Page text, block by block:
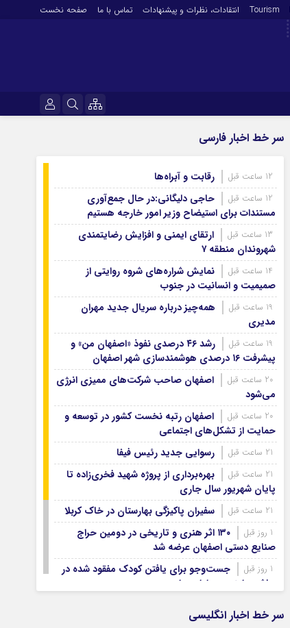
Tourism انتقادات‌، نظرات و پیشنهادات تماس با ما صفحه نخست
رمز عبور
مرا به خاطر بسپار
آرشیو ۱۴۰۵
آرشیو ۱۴۰۴
آرشیو ۱۴۰۳
آرشیو ۱۴۰۱
آرشیو ۱۴۰۰
آرشیو ۱۳۹۹
آرشیو ۱۳۹۷
سر خط اخبار فارسی
رقابت و آبراه‌ها
حاجی دلیگانی:در حال جمع‌آوری
مستندات برای استیضاح وزیر امور خارجه هستیم
ارتقای ایمنی و افزایش رضایتمندی
شهروندان منطقه ۷
نمایش شراره‌های شروه روایتی از
صمیمیت و انسانیت در جنوب
همه‌چیز درباره سریال جدید مهران
مدیری
رشد ۴۶ درصدی نفوذ «اصفهان من» و
پیشرفت ۱۶ درصدی هوشمندسازی شهر اصفهان
اصفهان صاحب شرکت‌های ممیزی انرژی
می‌شود
اصفهان رتبه نخست کشور در توسعه و
حمایت از تشکل‌های اجتماعی
رسوایی جدید رئیس فیفا
بهره‌برداری از پروژه شهید فخری‌زاده تا
پایان شهریور سال جاری
سفیران پاکیزگی بهارستان در خاک کربلا
۱۳۰ اثر هنری و تاریخی در دومین حراج
صنایع دستی اصفهان عرضه شد
جست‌وجو برای یافتن کودک مفقود شده در
حاشیه زاینده‌رود ادامه دارد
۷۴ هزار زائر اصفهانی اربعین با اتوبوس
بازگشتند
سر خط اخبار انگلیسی